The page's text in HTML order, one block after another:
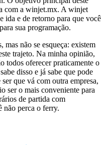
com a winjet.mx. A winjet
ida e de retorno para que você
sua programação.
mas não se esqueça: existem
trajeto. Na minha opinião,
todos oferecer praticamente o
disso e já sabe que pode
que vá com outra empresa,
ser o mais conveniente para
de partida com
não perca o ferry.